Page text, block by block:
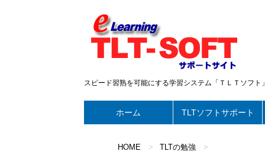
スピード習熟を可能にする学習システム「ＴＬＴソフト」
ホーム TLTソフトサポート
HOME > TLTの勉強 >